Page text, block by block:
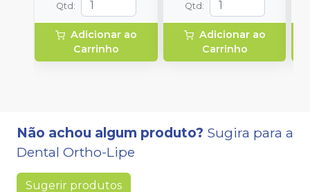
Qtd :
Adicionar ao
Carrinho
Qtd :
Adicionar ao
Carrinho
Não achou algum produto? Sugira para a
Dental Ortho-Lipe
Sugerir produtos